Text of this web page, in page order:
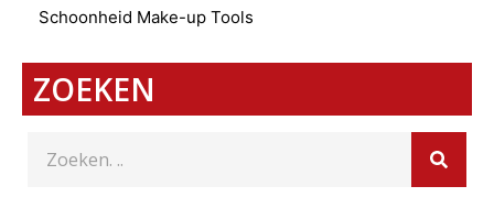
Schoonheid Make-up Tools
ZOEKEN